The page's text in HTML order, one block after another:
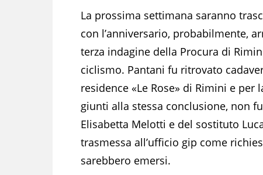
La prossima settimana saranno
con l’anniversario, probabilmente,
terza indagine della Procura di
ciclismo. Pantani fu ritrovato
residence «Le Rose» di Rimini e
giunti alla stessa conclusione, non
Elisabetta Melotti e del sostituto
trasmessa all’ufficio gip come
sarebbero emersi.